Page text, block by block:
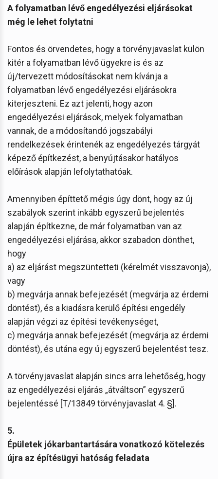
A folyamatban lévő engedélyezési eljárásokat
még le lehet folytatni
Fontos és örvendetes, hogy a törvényjavaslat külön
kitér a folyamatban lévő ügyekre is és az
új/tervezett módosításokat nem kívánja a
folyamatban lévő engedélyezési eljárásokra
kiterjeszteni. Ez azt jelenti, hogy azon
engedélyezési eljárások, melyek folyamatban
vannak, de a módosítandó jogszabályi
rendelkezések érintenék az engedélyezés tárgyát
képező építkezést, a benyújtásakor hatályos
előírások alapján lefolytathatóak.
Amennyiben építtető mégis úgy dönt, hogy az új
szabályok szerint inkább egyszerű bejelentés
alapján építkezne, de már folyamatban van az
engedélyezési eljárása, akkor szabadon dönthet,
hogy
a) az eljárást megszüntetteti (kérelmét visszavonja),
vagy
b) megvárja annak befejezését (megvárja az érdemi
döntést), és a kiadásra kerülő építési engedély
alapján végzi az építési tevékenységet,
c) megvárja annak befejezését (megvárja az érdemi
döntést), és utána egy új egyszerű bejelentést tesz.
A törvényjavaslat alapján sincs arra lehetőség, hogy
az engedélyezési eljárás „átváltson” egyszerű
bejelentéssé [T/13849 törvényjavaslat 4. §].
5.
Épületek jókarbantartására vonatkozó kötelezés
újra az építésügyi hatóság feladata